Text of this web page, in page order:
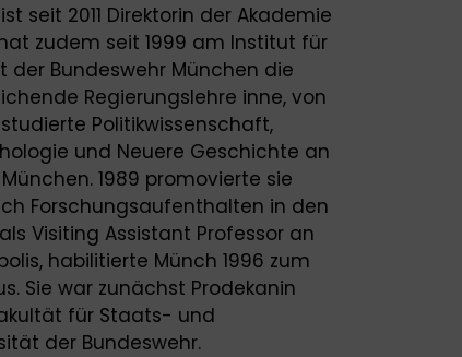
seit 2011 Direktorin der Akademie
zudem seit 1999 am Institut für
der Bundeswehr München die
Regierungslehre inne, von
Politikwissenschaft,
und Neuere Geschichte an
1989 promovierte sie
Forschungsaufenthalten in den
Visiting Assistant Professor an
habilitierte Münch 1996 zum
Sie war zunächst Prodekanin
für Staats- und
der Bundeswehr.